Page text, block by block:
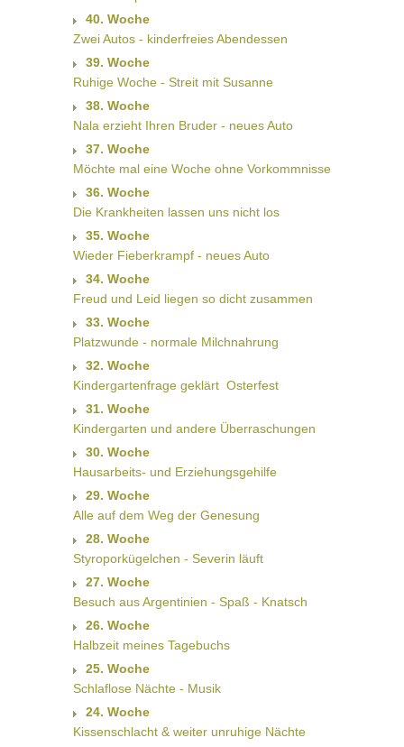
40. Woche
Zwei Autos - kinderfreies Abendessen
39. Woche
Ruhige Woche - Streit mit Susanne
38. Woche
Nala erzieht Ihren Bruder - neues Auto
37. Woche
Möchte mal eine Woche ohne Vorkommnisse
36. Woche
Die Krankheiten lassen uns nicht los
35. Woche
Wieder Fieberkrampf - neues Auto
34. Woche
Freud und Leid liegen so dicht zusammen
33. Woche
Platzwunde - normale Milchnahrung
32. Woche
Kindergartenfrage geklärt  Osterfest
31. Woche
Kindergarten und andere Überraschungen
30. Woche
Hausarbeits- und Erziehungsgehilfe
29. Woche
Alle auf dem Weg der Genesung
28. Woche
Styroporkügelchen - Severin läuft
27. Woche
Besuch aus Argentinien - Spaß - Knatsch
26. Woche
Halbzeit meines Tagebuchs
25. Woche
Schlaflose Nächte - Musik
24. Woche
Kissenschlacht & weiter unruhige Nächte